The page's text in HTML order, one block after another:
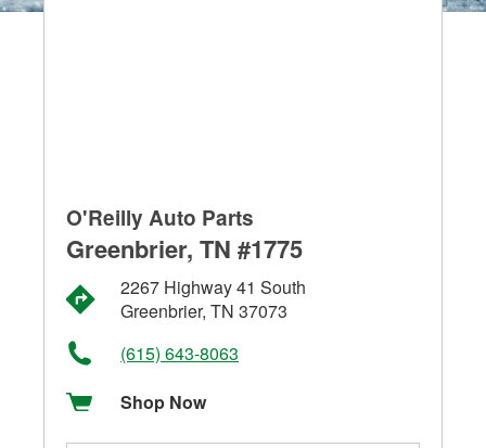
O'Reilly Auto Parts
Greenbrier, TN #1775
2267 Highway 41 South
Greenbrier, TN 37073
(615) 643-8063
Shop Now